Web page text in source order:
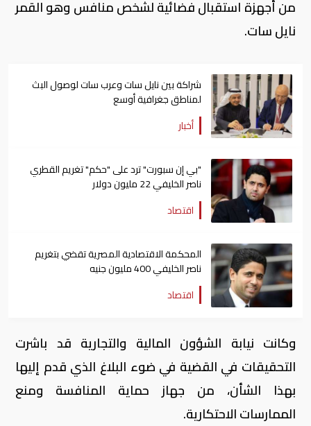
من أجهزة استقبال فضائية لشخص منافس وهو القمر
نايل سات.
شراكة بين نايل سات وعرب سات لوصول البث
لمناطق جغرافية أوسع
أخبار
"بي إن سبورت" ترد على "حكم" تغريم القطري
ناصر الخليفي 22 مليون دولار
اقتصاد
المحكمة الاقتصادية المصرية تقضي بتغريم
ناصر الخليفي 400 مليون جنيه
اقتصاد
وكانت نيابة الشؤون المالية والتجارية قد باشرت
التحقيقات في القضية في ضوء البلاغ الذي قدم إليها
بهذا الشأن، من جهاز حماية المنافسة ومنع
الممارسات الاحتكارية.